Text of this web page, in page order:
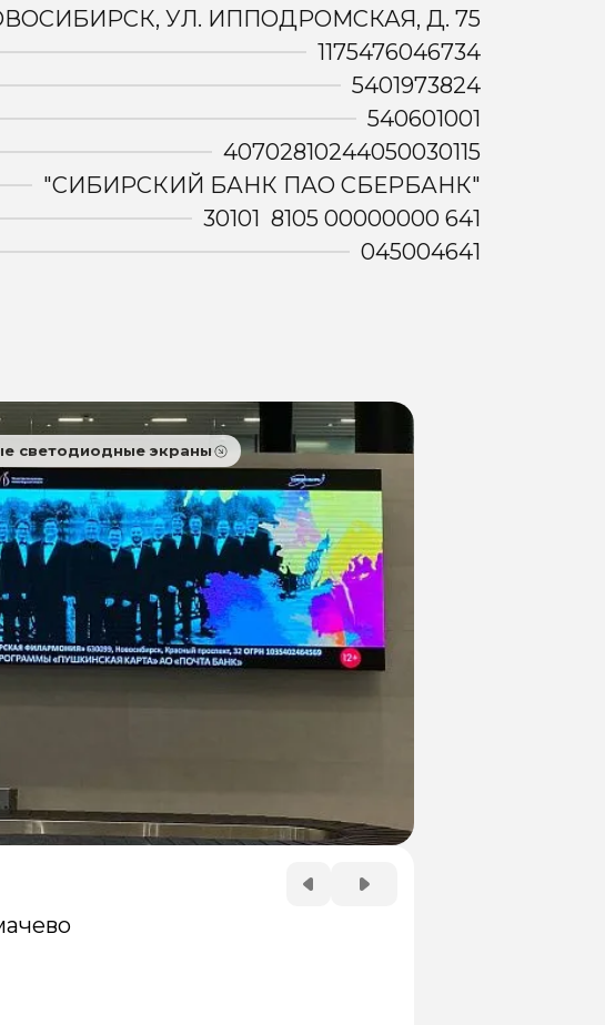
УЛ. ИППОДРОМСКАЯ, Д. 75
1175476046734
5401973824
540601001
40702810244050030115
"СИБИРСКИЙ БАНК ПАО СБЕРБАНК"
30101 8105 00000000 641
045004641
светодиодные экраны